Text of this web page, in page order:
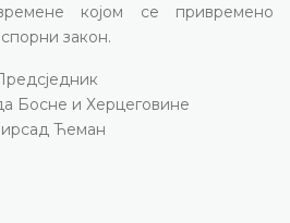
којом се привремено
закон.
Босне и Херцеговине
Ћеман